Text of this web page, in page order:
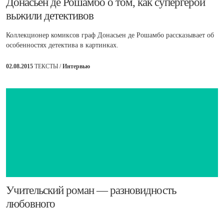
выжили детективов
Коллекционер комиксов граф Донасьен де Рошамбо рассказывает об
особенностях детектива в картинках.
02.08.2015 ТЕКСТЫ /Интервью
​Учительский роман — разновидность
любовного